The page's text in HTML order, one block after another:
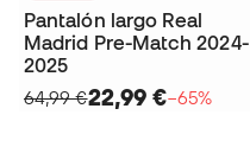
Pantalón largo Real
Madrid Pre-Match 2024-
2025
64,99 €22,99 €−65%